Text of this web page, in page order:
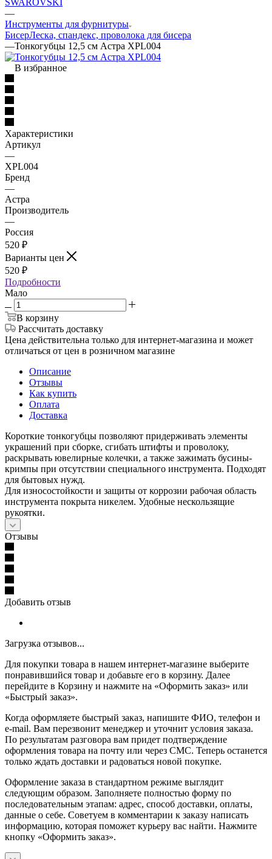
—
Инструменты для фурнитуры
БисерЛеска, спандекс, проволока для бисера
—Тонкогубцы 12,5 см Астра XPL004
В избранное
Характеристики
Артикул
—
XPL004
Бренд
—
Астра
Производитель
—
Россия
520 ₽
Варианты цен
520 ₽
Подробности
Мало
В корзину
Рассчитать доставку
Цена действительна только для интернет-магазина и может
отличаться от цен в розничном магазине
Описание
Отзывы
Как купить
Оплата
Доставка
Короткие тонкогубцы позволяют придерживать элементы
украшений при сборке, сгибать штифты и проволоку,
раскрывать ювелирные колечки, а также зажимать бусины-
кримпы при отсутствии специального инструмента. Подходят
для бытовых нужд.
Для износостойкости и защиты от коррозии рабочая область
инструмента покрыта никелем. Удобные нескользящие
рукоятки.
Отзывы
Добавить отзыв
Загрузка отзывов...
Для покупки товара в нашем интернет-магазине выберите
понравившийся товар и добавьте его в корзину. Далее
перейдите в Корзину и нажмите на «Оформить заказ» или
«Быстрый заказ».
Когда оформляете быстрый заказ, напишите ФИО, телефон и
e-mail. Вам перезвонит менеджер и уточнит условия заказа.
По результатам разговора вам придет подтверждение
оформления товара на почту или через СМС. Теперь останется
только ждать доставки и радоваться новой покупке.
Оформление заказа в стандартном режиме выглядит
следующим образом. Заполняете полностью форму по
последовательным этапам: адрес, способ доставки, оплаты,
данные о себе. Советуем в комментарии к заказу написать
информацию, которая поможет курьеру вас найти. Нажмите
кнопку «Оформить заказ».